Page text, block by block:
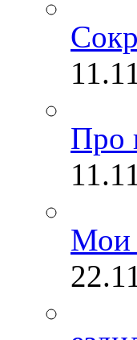
Про
Мои